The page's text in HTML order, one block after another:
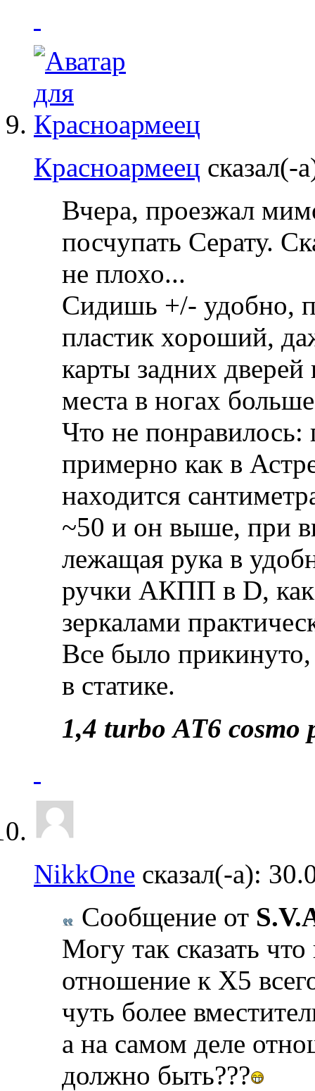
Красноармеец сказал(-
Вчера, проезжал
посчупать Серату.
не плохо...
Сидишь +/- удобно,
пластик хороший,
карты задних дверей
места в ногах
Что не понравилось:
примерно как в
находится
~50 и он выше, при
лежащая рука в
ручки АКПП в D,
зеркалами
Все было
в статике.
1,4 turbo АТ6 cosmo
NikkOne сказал(-а):
Сообщение от
Могу так сказать
отношение к Х5
чуть более
а на самом деле
должно быть???